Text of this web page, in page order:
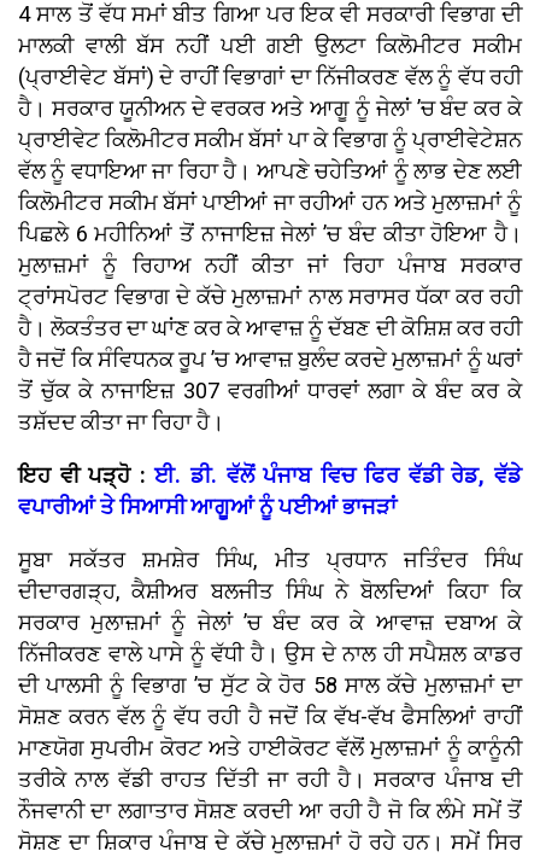
4 ਸਾਲ ਤੋਂ ਵੱਧ ਸਮਾਂ ਬੀਤ ਗਿਆ ਪਰ ਇਕ ਵੀ ਸਰਕਾਰੀ ਵਿਭਾਗ ਦੀ
ਮਾਲਕੀ ਵਾਲੀ ਬੱਸ ਨਹੀਂ ਪਈ ਗਈ ਉਲਟਾ ਕਿਲੋਮੀਟਰ ਸਕੀਮ
(ਪ੍ਰਾਈਵੇਟ ਬੱਸਾਂ) ਦੇ ਰਾਹੀਂ ਵਿਭਾਗਾਂ ਦਾ ਨਿੱਜੀਕਰਣ ਵੱਲ ਨੂੰ ਵੱਧ ਰਹੀ
ਹੈ। ਸਰਕਾਰ ਯੂਨੀਅਨ ਦੇ ਵਰਕਰ ਅਤੇ ਆਗੂ ਨੂੰ ਜੇਲਾਂ ’ਚ ਬੰਦ ਕਰ ਕੇ
ਪ੍ਰਾਈਵੇਟ ਕਿਲੋਮੀਟਰ ਸਕੀਮ ਬੱਸਾਂ ਪਾ ਕੇ ਵਿਭਾਗ ਨੂੰ ਪ੍ਰਾਈਵੇਟੇਸ਼ਨ
ਵੱਲ ਨੂੰ ਵਧਾਇਆ ਜਾ ਰਿਹਾ ਹੈ। ਆਪਣੇ ਚਹੇਤਿਆਂ ਨੂੰ ਲਾਭ ਦੇਣ ਲਈ
ਕਿਲੋਮੀਟਰ ਸਕੀਮ ਬੱਸਾਂ ਪਾਈਆਂ ਜਾ ਰਹੀਆਂ ਹਨ ਅਤੇ ਮੁਲਾਜ਼ਮਾਂ ਨੂੰ
ਪਿਛਲੇ 6 ਮਹੀਨਿਆਂ ਤੋਂ ਨਾਜਾਇਜ਼ ਜੇਲਾਂ ’ਚ ਬੰਦ ਕੀਤਾ ਹੋਇਆ ਹੈ।
ਮੁਲਾਜ਼ਮਾਂ ਨੂੰ ਰਿਹਾਅ ਨਹੀਂ ਕੀਤਾ ਜਾਂ ਰਿਹਾ ਪੰਜਾਬ ਸਰਕਾਰ
ਟ੍ਰਾਂਸਪੋਰਟ ਵਿਭਾਗ ਦੇ ਕੱਚੇ ਮੁਲਾਜ਼ਮਾਂ ਨਾਲ ਸਰਾਸਰ ਧੱਕਾ ਕਰ ਰਹੀ
ਹੈ। ਲੋਕਤੰਤਰ ਦਾ ਘਾਂਣ ਕਰ ਕੇ ਆਵਾਜ਼ ਨੂੰ ਦੱਬਣ ਦੀ ਕੋਸ਼ਿਸ਼ ਕਰ ਰਹੀ
ਹੈ ਜਦੋਂ ਕਿ ਸੰਵਿਧਨਕ ਰੂਪ ’ਚ ਆਵਾਜ਼ ਬੁਲੰਦ ਕਰਦੇ ਮੁਲਾਜ਼ਮਾਂ ਨੂੰ ਘਰਾਂ
ਤੋਂ ਚੁੱਕ ਕੇ ਨਾਜਾਇਜ਼ 307 ਵਰਗੀਆਂ ਧਾਰਵਾਂ ਲਗਾ ਕੇ ਬੰਦ ਕਰ ਕੇ
ਤਸ਼ੱਦਦ ਕੀਤਾ ਜਾ ਰਿਹਾ ਹੈ।
ਇਹ ਵੀ ਪੜ੍ਹੋ :ਈ. ਡੀ. ਵੱਲੋਂ ਪੰਜਾਬ ਵਿਚ ਫਿਰ ਵੱਡੀ ਰੇਡ, ਵੱਡੇ
ਵਪਾਰੀਆਂ ਤੇ ਸਿਆਸੀ ਆਗੂਆਂ ਨੂੰ ਪਈਆਂ ਭਾਜੜਾਂ
ਸੂਬਾ ਸਕੱਤਰ ਸ਼ਮਸ਼ੇਰ ਸਿੰਘ, ਮੀਤ ਪ੍ਰਧਾਨ ਜਤਿੰਦਰ ਸਿੰਘ
ਦੀਦਾਰਗੜ੍ਹ, ਕੈਸ਼ੀਅਰ ਬਲਜੀਤ ਸਿੰਘ ਨੇ ਬੋਲਦਿਆਂ ਕਿਹਾ ਕਿ
ਸਰਕਾਰ ਮੁਲਾਜ਼ਮਾਂ ਨੂੰ ਜੇਲਾਂ ’ਚ ਬੰਦ ਕਰ ਕੇ ਆਵਾਜ਼ ਦਬਾਅ ਕੇ
ਨਿੱਜੀਕਰਣ ਵਾਲੇ ਪਾਸੇ ਨੂੰ ਵੱਧੀ ਹੈ। ਉਸ ਦੇ ਨਾਲ ਹੀ ਸਪੈਸ਼ਲ ਕਾਡਰ
ਦੀ ਪਾਲਸੀ ਨੂੰ ਵਿਭਾਗ ’ਚ ਸੁੱਟ ਕੇ ਹੋਰ 58 ਸਾਲ ਕੱਚੇ ਮੁਲਾਜ਼ਮਾਂ ਦਾ
ਸੋਸ਼ਣ ਕਰਨ ਵੱਲ ਨੂੰ ਵੱਧ ਰਹੀ ਹੈ ਜਦੋਂ ਕਿ ਵੱਖ-ਵੱਖ ਫੈਸਲਿਆਂ ਰਾਹੀਂ
ਮਾਣਯੋਗ ਸੁਪਰੀਮ ਕੋਰਟ ਅਤੇ ਹਾਈਕੋਰਟ ਵੱਲੋਂ ਮੁਲਾਜ਼ਮਾਂ ਨੂੰ ਕਾਨੂੰਨੀ
ਤਰੀਕੇ ਨਾਲ ਵੱਡੀ ਰਾਹਤ ਦਿੱਤੀ ਜਾ ਰਹੀ ਹੈ। ਸਰਕਾਰ ਪੰਜਾਬ ਦੀ
ਨੌਜਵਾਨੀ ਦਾ ਲਗਾਤਾਰ ਸੋਸ਼ਣ ਕਰਦੀ ਆ ਰਹੀ ਹੈ ਜੋ ਕਿ ਲੰਮੇ ਸਮੇਂ ਤੋਂ
ਸੋਸ਼ਣ ਦਾ ਸ਼ਿਕਾਰ ਪੰਜਾਬ ਦੇ ਕੱਚੇ ਮੁਲਾਜ਼ਮਾਂ ਹੋ ਰਹੇ ਹਨ। ਸਮੇਂ ਸਿਰ